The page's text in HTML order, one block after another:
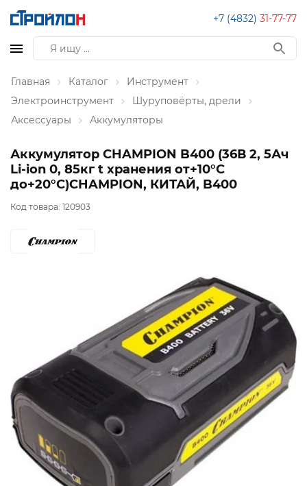
+7 (4832) 31-77-77
Главная Каталог
Инструмент
Электроинструмент
Шуруповёрты, дрели
Аксессуары
Аккумуляторы
Аккумулятор CHAMPION B400 (36В 2, 5Ач
Li-ion 0, 85кг t хранения от+10°С
до+20°С)CHAMPION, КИТАЙ, B400
Код товара: 120903